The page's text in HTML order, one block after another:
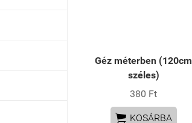
Géz méterben (120cm
széles)
380 Ft
 KOSÁRBA